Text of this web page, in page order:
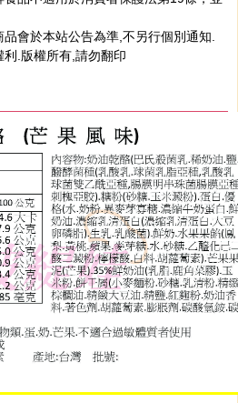
會於本站公告為準,不另行個別通知.
.版權所有,請勿翻印